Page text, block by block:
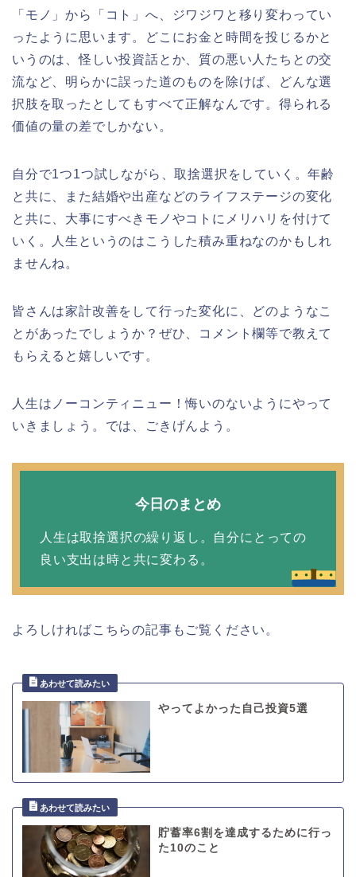
「モノ」から「コト」へ、ジワジワと移り変わってい
ったように思います。どこにお金と時間を投じるかと
いうのは、怪しい投資話とか、質の悪い人たちとの交
流など、明らかに誤った道のものを除けば、どんな選
択肢を取ったとしてもすべて正解なんです。得られる
価値の量の差でしかない。
自分で1つ1つ試しながら、取捨選択をしていく。年齢
と共に、また結婚や出産などのライフステージの変化
と共に、大事にすべきモノやコトにメリハリを付けて
いく。人生というのはこうした積み重ねなのかもしれ
ませんね。
皆さんは家計改善をして行った変化に、どのようなこ
とがあったでしょうか？ぜひ、コメント欄等で教えて
もらえると嬉しいです。
人生はノーコンティニュー！悔いのないようにやって
いきましょう。では、ごきげんよう。
今日のまとめ
人生は取捨選択の繰り返し。自分にとっての
良い支出は時と共に変わる。
よろしければこちらの記事もご覧ください。
やってよかった自己投資5選
貯蓄率6割を達成するために行っ
た10のこと